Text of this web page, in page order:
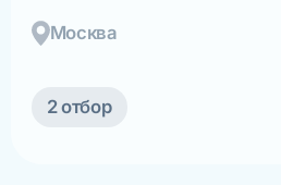
Москва
2 отбор